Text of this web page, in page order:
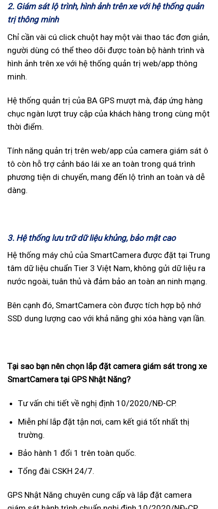
2. Giám sát lộ trình, hình ảnh trên xe với hệ thống quản
trị thông minh
Chỉ cần vài cú click chuột hay một vài thao tác đơn giản,
người dùng có thể theo dõi được toàn bộ hành trình và
hình ảnh trên xe với hệ thống quản trị web/app thông
minh.
Hệ thống quản trị của BA GPS mượt mà, đáp ứng hàng
chục ngàn lượt truy cập của khách hàng trong cùng một
thời điểm.
Tính năng quản trị trên web/app của camera giám sát ô
tô còn hỗ trợ cảnh báo lái xe an toàn trong quá trình
phương tiện di chuyển, mang đến lộ trình an toàn và dễ
dàng.
3. Hệ thống lưu trữ dữ liệu khủng, bảo mật cao
Hệ thống máy chủ của SmartCamera được đặt tại Trung
tâm dữ liệu chuẩn Tier 3 Việt Nam, không gửi dữ liệu ra
nước ngoài, tuân thủ và đảm bảo an toàn an ninh mạng.
Bên cạnh đó, SmartCamera còn được tích hợp bộ nhớ
SSD dung lượng cao với khả năng ghi xóa hàng vạn lần.
Tại sao bạn nên chọn lắp đặt camera giám sát trong xe
SmartCamera tại GPS Nhật Năng?
Tư vấn chi tiết về nghị định 10/2020/NĐ-CP.
Miễn phí lắp đặt tận nơi, cam kết giá tốt nhất thị
trường.
Bảo hành 1 đổi 1 trên toàn quốc.
Tổng đài CSKH 24/7.
GPS Nhật Năng chuyên cung cấp và lắp đặt camera